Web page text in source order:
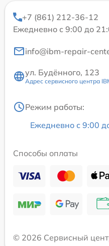
+7 (861) 212-36-12
Ежедневно с 9:00 до
info@ibm-repair-
ул. Будённого, 123
Адрес сервисного центра
Режим работы:
Ежедневно с 9:00
Способы оплаты
© 2026 Сервисный